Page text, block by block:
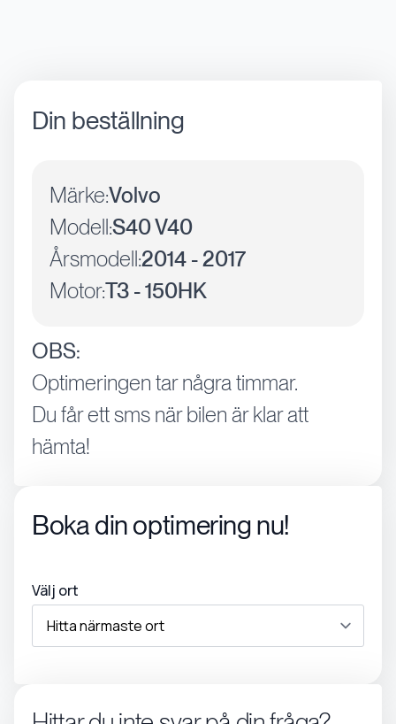
Din beställning
Märke:Volvo
Modell:S40 V40
Årsmodell:2014 - 2017
Motor:T3 - 150HK
OBS:
Optimeringen tar några timmar.
Du får ett sms när bilen är klar att
hämta!
Boka din optimering nu!
Välj ort